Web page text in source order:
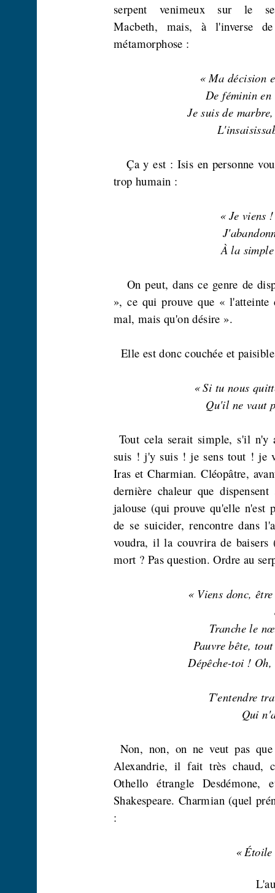
serpent
venimeux sur le
Macbeth, mais, à l'inverse
métamorphose :
« Ma décision
De féminin
Je suis de
Ça y est : Isis en personne
trop humain :
« Je viens
À la
On peut, dans ce genre de
», ce qui prouve que «
mal, mais qu'on désire ».
Elle est donc couchée et
« Si tu nous
Qu'il ne vaut
Tout cela serait simple, s'il n'y
suis ! j'y suis ! je sens tout ! je
Iras etCharmian. Cléopâtre,
dernière chaleur que
jalouse (qui prouve qu'elle n'est
de se suicider, rencontre dans
voudra, il la couvrira de baisers
mort ? Pas question. Ordre au
« Viens donc,
Tranche le
Pauvre bête,
Dépêche-toi !
T'entendre
Qui
Non, non, on ne veut pas
Alexandrie, il fait très chaud,
Othello étrangle Desdémone,
Shakespeare. Charmian(quel
:
«